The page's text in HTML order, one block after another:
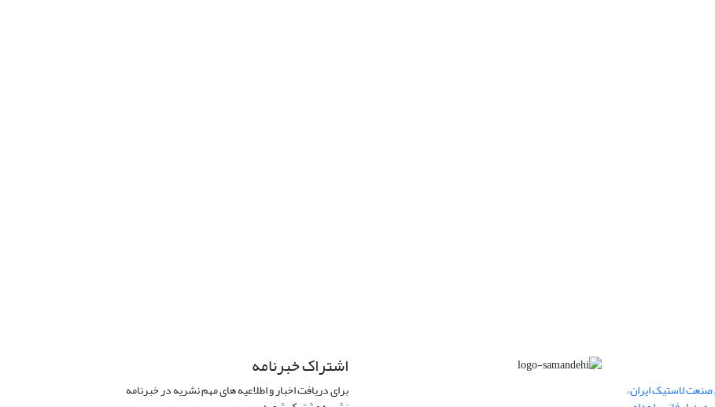
لاستیک ایران،
اشتراک خبرنامه
برای دریافت اخبار و اطلاعیه های مهم نشریه در خبرنامه